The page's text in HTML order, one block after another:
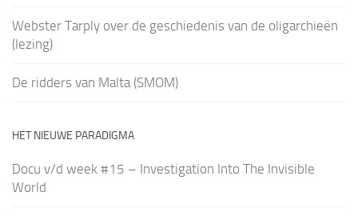
Webster Tarply over de geschiedenis van de oligarchieën
(lezing)
De ridders van Malta (SMOM)
HET NIEUWE PARADIGMA
Docu v/d week #15 – Investigation Into The Invisible
World